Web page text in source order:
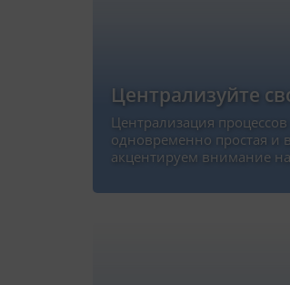
Централизуйте
Централизация
одновременно простая и
акцентируем внимание